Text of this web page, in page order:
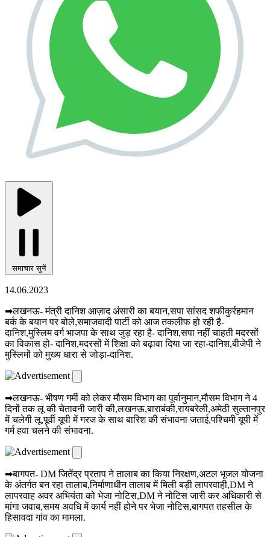
समाचार सुनें
14.06.2023
➡लखनऊ- मंत्री दानिश आज़ाद अंसारी का बयान,सपा सांसद शफीकुर्रहमान
बर्क के बयान पर बोले,समाजवादी पार्टी को आज तकलीफ हो रही है-
दानिश,मुस्लिम वर्ग भाजपा के साथ जुड़ रहा है- दानिश,सपा नहीं चाहती मदरसों
का विकास हो- दानिश,मदरसों में शिक्षा को बढ़ावा दिया जा रहा-दानिश,बीजेपी ने
मुस्लिमों को मुख्य धारा से जोड़ा-दानिश.
➡लखनऊ- भीषण गर्मी को लेकर मौसम विभाग का पूर्वानुमान,मौसम विभाग ने 4
दिनों तक लू की चेतावनी जारी की,लखनऊ,बाराबंकी,रायबरेली,अमेठी सुल्तानपुर
में चलेगी लू,पूर्वी यूपी में गरज के साथ बारिश की संभावना जताई,पश्चिमी यूपी में
गर्म हवा चलने की संभावना.
➡बागपत- DM जितेंद्र प्रताप ने तालाब का किया निरक्षण,अटल भूजल योजना
के अंतर्गत बन रहा तालाब,निर्माणाधीन तालाब में मिली बड़ी लापरवाही,DM ने
लापरवाह अवर अभियंता को भेजा नोटिस,DM ने नोटिस जारी कर अधिकारी से
मांगा जवाब,समय अवधि में कार्य नहीं होने पर भेजा नोटिस,बागपत तहसील के
हिसावदा गांव का मामला.